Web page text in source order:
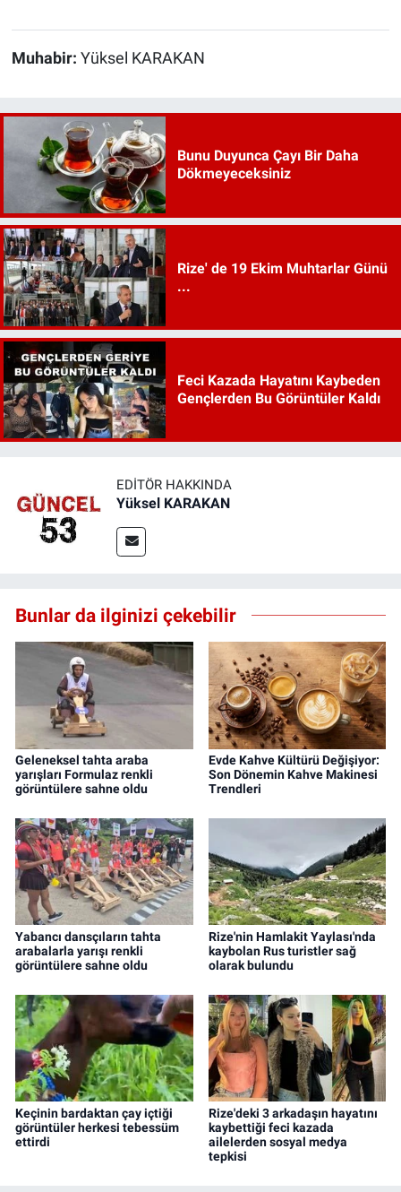
Muhabir: Yüksel KARAKAN
Bunu Duyunca Çayı Bir Daha
Dökmeyeceksiniz
Rize' de 19 Ekim Muhtarlar Günü
...
Feci Kazada Hayatını Kaybeden
Gençlerden Bu Görüntüler Kaldı
EDITÖR HAKKINDA
Yüksel KARAKAN
Bunlar da ilginizi çekebilir
Geleneksel tahta araba
yarışları Formulaz renkli
görüntülere sahne oldu
Evde Kahve Kültürü Değişiyor:
Son Dönemin Kahve Makinesi
Trendleri
Yabancı dansçıların tahta
arabalarla yarışı renkli
görüntülere sahne oldu
Rize'nin Hamlakit Yaylası'nda
kaybolan Rus turistler sağ
olarak bulundu
Keçinin bardaktan çay içtiği
görüntüler herkesi tebessüm
ettirdi
Rize'deki 3 arkadaşın hayatını
kaybettiği feci kazada
ailelerden sosyal medya
tepkisi